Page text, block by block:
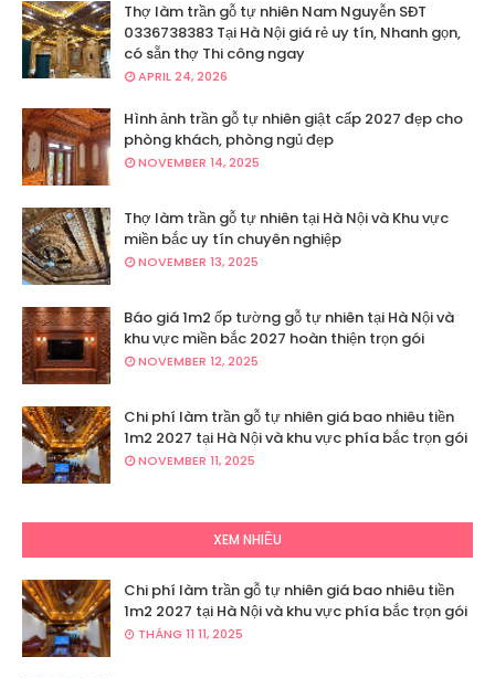
Thợ làm trần gỗ tự nhiên Nam Nguyễn SĐT
0336738383 Tại Hà Nội giá rẻ uy tín, Nhanh gọn,
có sẵn thợ Thi công ngay
APRIL 24, 2026
Hình ảnh trần gỗ tự nhiên giật cấp 2027 đẹp cho
phòng khách, phòng ngủ đẹp
NOVEMBER 14, 2025
Thợ làm trần gỗ tự nhiên tại Hà Nội và Khu vực
miền bắc uy tín chuyên nghiệp
NOVEMBER 13, 2025
Báo giá 1m2 ốp tường gỗ tự nhiên tại Hà Nội và
khu vực miền bắc 2027 hoàn thiện trọn gói
NOVEMBER 12, 2025
Chi phí làm trần gỗ tự nhiên giá bao nhiêu tiền
1m2 2027 tại Hà Nội và khu vực phía bắc trọn gói
NOVEMBER 11, 2025
XEM NHIỀU
Chi phí làm trần gỗ tự nhiên giá bao nhiêu tiền
1m2 2027 tại Hà Nội và khu vực phía bắc trọn gói
THÁNG 11 11, 2025